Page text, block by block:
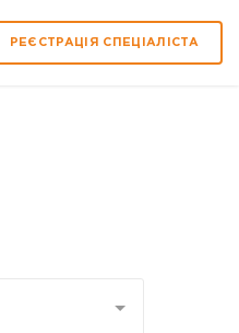
РЕЄСТРАЦІЯ СПЕЦІАЛІСТА